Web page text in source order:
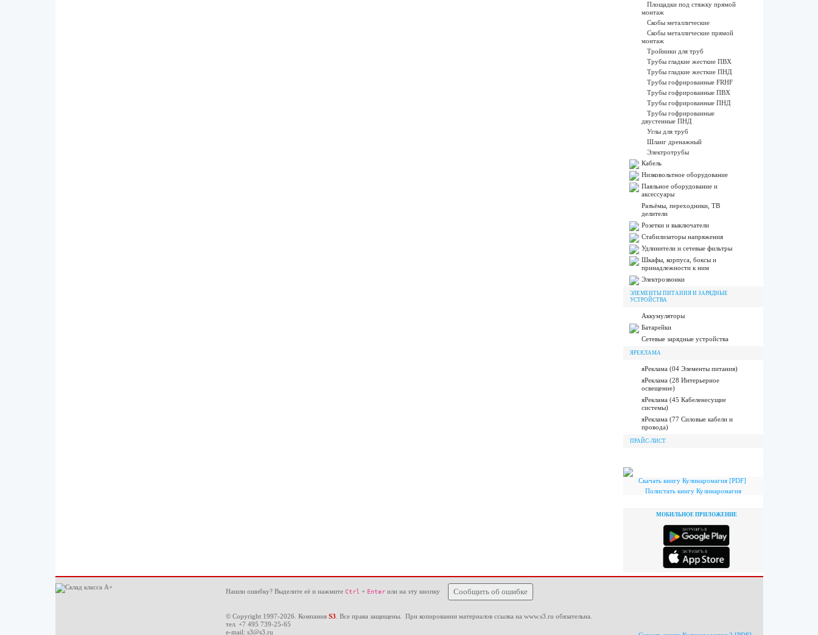
Площадки под стяжку прямой
монтаж
Скобы металлические
Скобы металлические прямой
монтаж
Тройники для труб
Трубы гладкие жесткие ПВХ
Трубы гладкие жесткие ПНД
Трубы гофрированные FRHF
Трубы гофрированные ПВХ
Трубы гофрированные ПНД
Трубы гофрированные
двустенные ПНД
Углы для труб
Шланг дренажный
Электротрубы
Кабель
Низковольтное оборудование
Паяльное оборудование и
аксессуары
Разъёмы, переходники, ТВ
делители
Розетки и выключатели
Стабилизаторы напряжения
Удлинители и сетевые фильтры
Шкафы, корпуса, боксы и
принадлежности к ним
Электрозвонки
ЭЛЕМЕНТЫ ПИТАНИЯ И ЗАРЯДНЫЕ
УСТРОЙСТВА
Аккумуляторы
Батарейки
Сетевые зарядные устройства
ЯРЕКЛАМА
яРеклама (04 Элементы питания)
яРеклама (28 Интерьерное
освещение)
яРеклама (45 Кабеленесущие
системы)
яРеклама (77 Силовые кабели и
провода)
ПРАЙС-ЛИСТ
Скачать книгу Кулинаромагия [PDF]
Полистать книгу Кулинаромагия
МОБИЛЬНОЕ ПРИЛОЖЕНИЕ
Нашли ошибку? Выделите её и нажмите Ctrl + Enterили на эту кнопку Сообщить об ошибке
© Copyright 1997-2026. Компания S3 . Все права защищены. При копировании материалов ссылка на www.s3.ru обязательна.
тел. +7 495 739-25-65
e-mail: s3@s3.ru